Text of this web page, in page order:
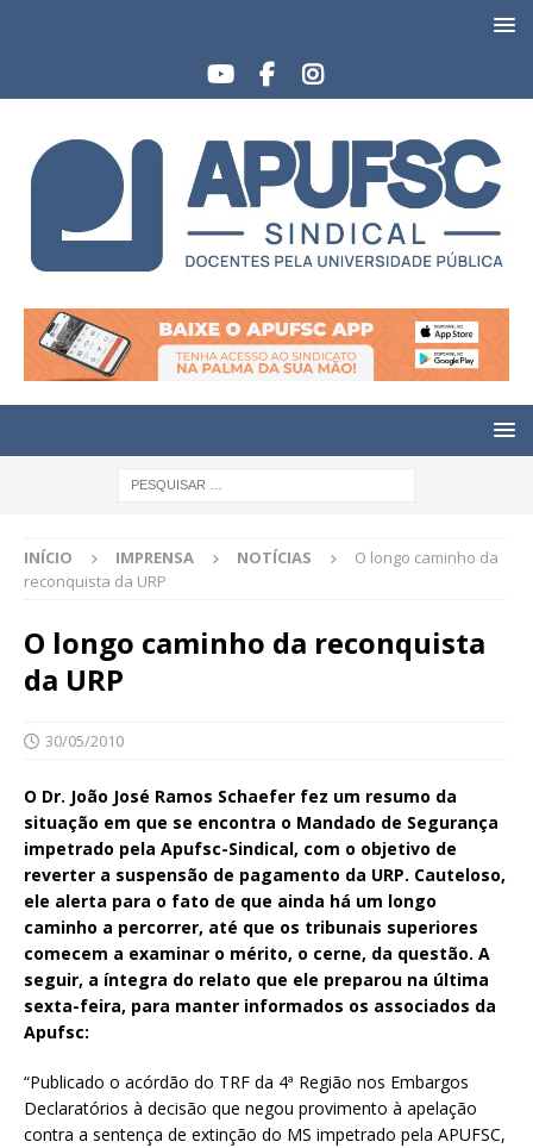
INÍCIO IMPRENSA NOTÍCIAS
O longo caminho da
reconquista da URP
O longo caminho da reconquista
da URP
30/05/2010
O Dr. João José Ramos Schaefer fez um resumo da
situação em que se encontra o Mandado de Segurança
impetrado pela Apufsc-Sindical, com o objetivo de
reverter a suspensão de pagamento da URP. Cauteloso,
ele alerta para o fato de que ainda há um longo
caminho a percorrer, até que os tribunais superiores
comecem a examinar o mérito, o cerne, da questão. A
seguir, a íntegra do relato que ele preparou na última
sexta-feira, para manter informados os associados da
Apufsc:
“Publicado o acórdão do TRF da 4ª Região nos Embargos
Declaratórios à decisão que negou provimento à apelação
contra a sentença de extinção do MS impetrado pela APUFSC,